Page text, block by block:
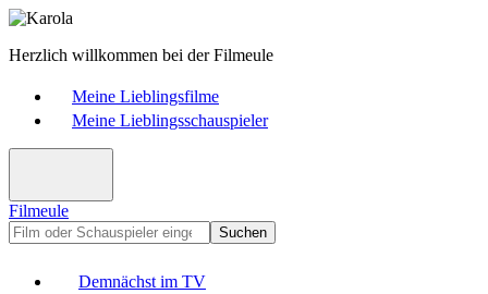
Herzlich willkommen bei der Filmeule
Meine Lieblingsfilme
Meine Lieblingsschauspieler
Filmeule
Suchen
Demnächst im TV